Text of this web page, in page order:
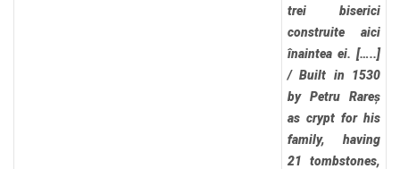
trei biserici
construite aici
înaintea ei. […..]
/Built in 1530
by Petru Rareș
as crypt for his
family, having
21 tombstones,